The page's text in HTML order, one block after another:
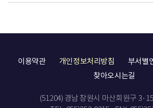
이용약관 개인정보처리방침 부서별
찾아오시는길
(51204) 경남 창원시 마산회원구